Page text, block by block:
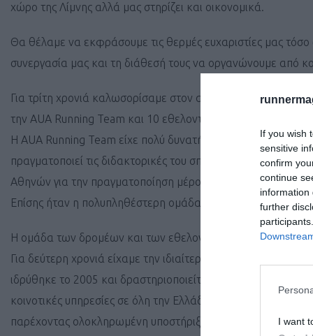
If you wish
sensitive
confirm
continue
information
further
I want
χώρο της Λίμνης αλλά μας στηρίζει και οικονομικά.
Θα θέλαμε να εκφράσουμε τις θερμές ευχαριστίες μας
συνεργασία μας και τη διάθεσή τους να οργανώνουμε από
Για τρίτη χρονιά καλωσορίσαμε στον αγώνα μας το
την AUA Running Team και 10 εθελοντές που βρέθηκαν σε
Η AUA Running Team είχε πολύ δυνατή αγωνιστική
πραγματοποιεί τις διδακτορικές του σπουδές στις ΗΠΑ και
Αθηνών για την πραγματοποίηση μέρους της διδακτορικής
Επίσης ήταν η πολυπληθέστερη ομάδα του αγώνα.
Η ομάδα των δρομέων και των εθελοντών είχε τον άψογο
Για δεύτερη χρονιά είχαμε την ιδιαίτερη χαρά να
ιδρύθηκε το 2005 και δραστηριοποιείται στον τομέα της
κοινοτικές υπηρεσίες σε όλη την Ελλάδα. Στον Μαραθώνα
παρέχοντας ολοκληρωμένη υποστήριξη σε άτομα με